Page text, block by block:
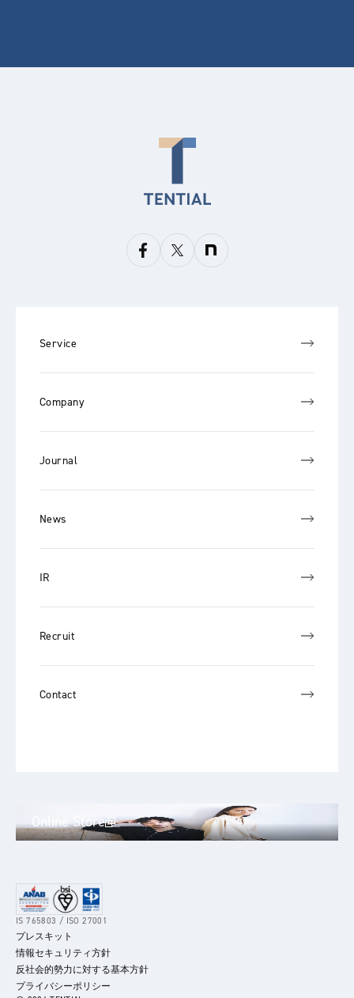
Service
Company
Journal
News
IR
Recruit
Contact
Online Store
IS 765803 / ISO 27001
プレスキット
情報セキュリティ方針
反社会的勢力に対する基本方針
プライバシーポリシー